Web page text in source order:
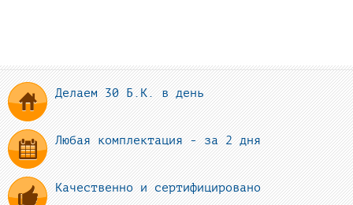
Делаем 30 Б.К. в день
Любая комплектация - за 2 дня
Качественно и сертифицировано